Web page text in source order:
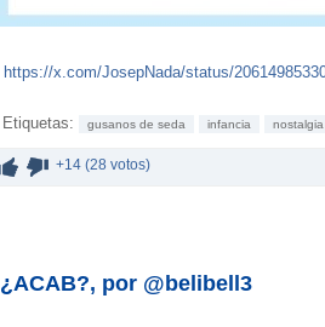
https://x.com/JosepNada/status/
Etiquetas: gusanos de seda infancia nostalgia
+14 (28 votos)
¿ACAB?, por @belibell3